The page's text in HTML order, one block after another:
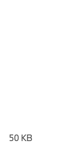
50 KB